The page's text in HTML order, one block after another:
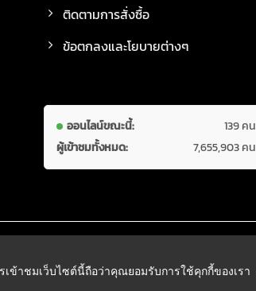
ติดตามการสั่งซื้อ
ข้อตกลงและโยบายต่างๆ
ออนไลน์ขณะนี้:
139 คน
ผู้เข้าชมทั้งหมด:
7,655,903 คน
ข้าชมเว็บไซต์นี้ถือว่าคุณยอมรับการใช้คุกกี้ของเรา